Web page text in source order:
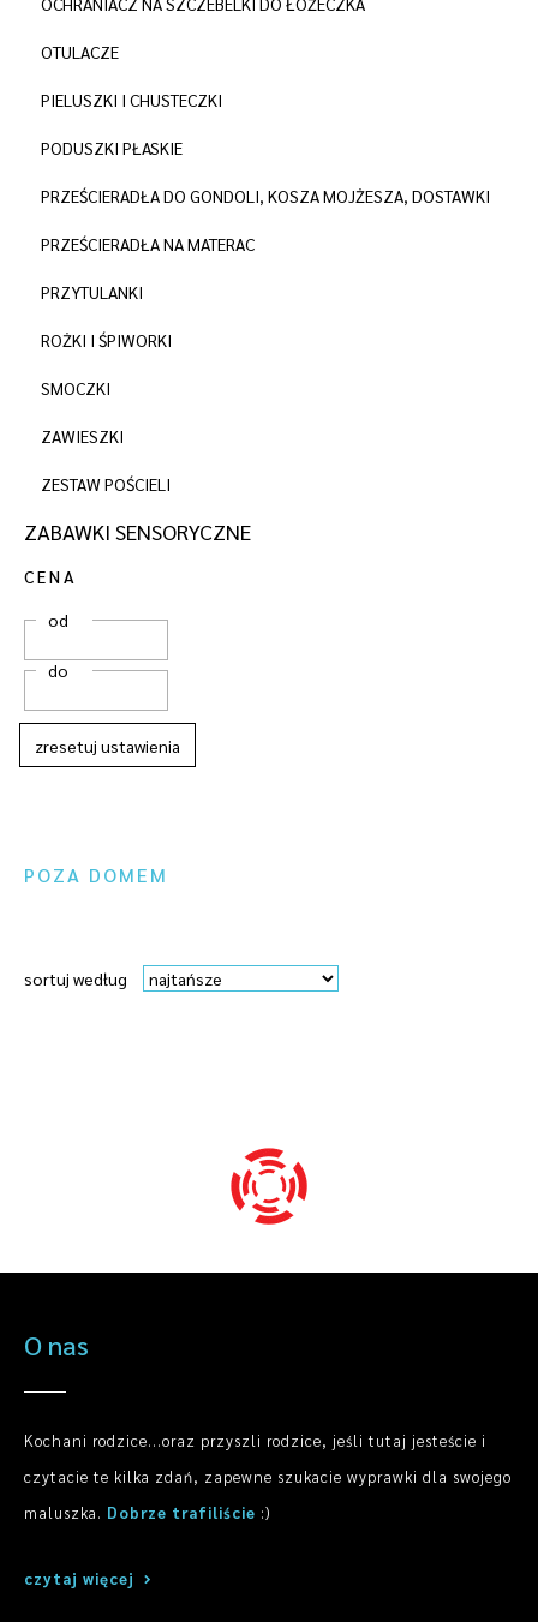
OTULACZE
PIELUSZKI I CHUSTECZKI
PODUSZKI PŁASKIE
PRZEŚCIERADŁA DO GONDOLI, KOSZA MOJŻESZA, DOSTAWKI
PRZEŚCIERADŁA NA MATERAC
PRZYTULANKI
ROŻKI I ŚPIWORKI
SMOCZKI
ZAWIESZKI
ZESTAW POŚCIELI
ZABAWKI SENSORYCZNE
CENA
od
do
zresetuj ustawienia
POZA DOMEM
sortuj według
O nas
Kochani rodzice...oraz przyszli rodzice, jeśli tutaj jesteście i
czytacie te kilka zdań, zapewne szukacie wyprawki dla swojego
maluszka. Dobrze trafiliście :)
czytaj więcej